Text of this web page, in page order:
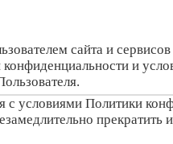
сайта и
и
с условиями Политики
прекратить